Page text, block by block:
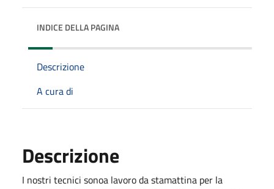
INDICE DELLA PAGINA
Descrizione
A cura di
Descrizione
I nostri tecnici sonoa lavoro da stamattina per la